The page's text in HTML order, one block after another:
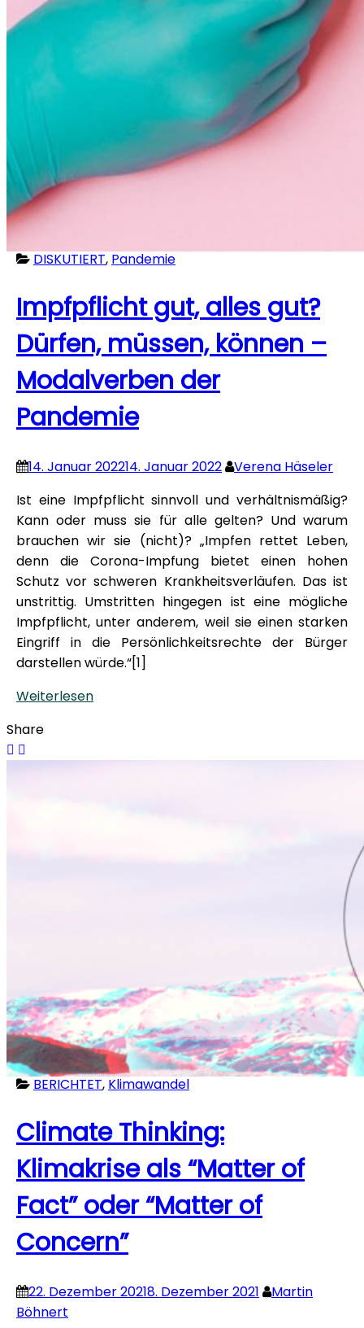
DISKUTIERT, Pandemie
Impfpflicht gut, alles gut?
Dürfen, müssen, können –
Modalverben der
Pandemie
14. Januar 202214. Januar 2022
Verena Häseler
Ist eine Impfpflicht sinnvoll und verhältnismäßig?
Kann oder muss sie für alle gelten? Und warum
brauchen wir sie (nicht)? „Impfen rettet Leben,
denn die Corona-Impfung bietet einen hohen
Schutz vor schweren Krankheitsverläufen. Das ist
unstrittig. Umstritten hingegen ist eine mögliche
Impfpflicht, unter anderem, weil sie einen starken
Eingriff in die Persönlichkeitsrechte der Bürger
darstellen würde.“[1]
Weiterlesen
Share
BERICHTET, Klimawandel
Climate Thinking:
Klimakrise als “Matter of
Fact” oder “Matter of
Concern”
22. Dezember 20218. Dezember 2021
Martin
Böhnert